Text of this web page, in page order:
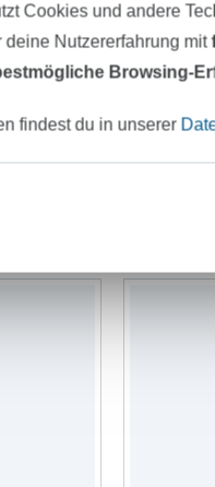
Cookies und andere
deine Nutzererfahrung mit
Browsing-
findest du in unserer